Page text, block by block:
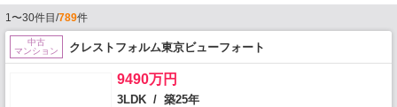
1〜30件目/789件
中古
マンション
クレストフォルム東京ビューフォート
9490万円
3LDK / 築25年